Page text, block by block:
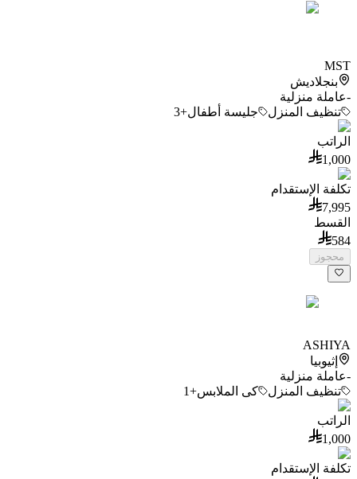
MST
بنجلاديش
-عاملة منزلية
تنظيف المنزل
جليسة أطفال+3
الراتب
1,000
تكلفة الإستقدام
7,995
القسط
584
محجوز
ASHIYA
إثيوبيا
-عاملة منزلية
تنظيف المنزل
كى الملابس+1
الراتب
1,000
تكلفة الإستقدام